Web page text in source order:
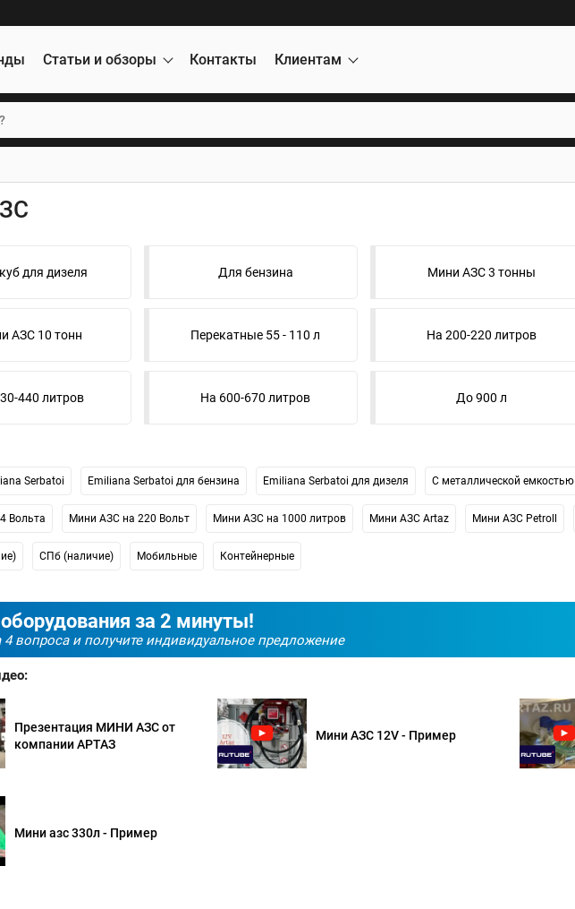
Статьи и обзоры Контакты Клиентам
для дизеля Для бензина Мини АЗС 3 тонны
АЗС 10 тонн Перекатные 55 - 110 л На 200-220 литров
440 литров На 600-670 литров До 900 л
Serbatoi Emiliana Serbatoi для бензина Emiliana Serbatoi для дизеля С металлической емкостью
Вольта Мини АЗС на 220 Вольт Мини АЗС на 1000 литров Мини АЗС Artaz Мини АЗС Petroll
СПб (наличие) Мобильные Контейнерные
за 2 минуты!
4 вопроса и получите индивидуальное предложение
Презентация МИНИ АЗС от
компании АРТАЗ
Мини АЗС 12V - Пример
Мини азс 330л - Пример